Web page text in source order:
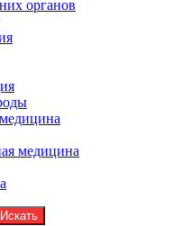
органов
медицина
Искать